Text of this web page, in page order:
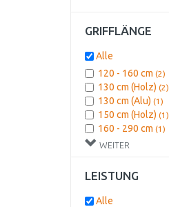
GRIFFLÄNGE
WEITER
Alle
120 - 160 cm (2)
130 cm (Holz) (2)
130 cm (Alu) (1)
150 cm (Holz) (1)
160 - 290 cm (1)
180 cm (Holz)
78 cm (1)
Mehr als160 cm
LEISTUNG
Alle